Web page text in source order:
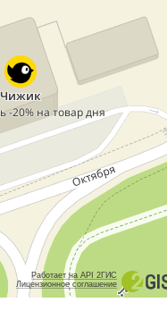
Работает на API 2ГИС
Лицензионное соглашение